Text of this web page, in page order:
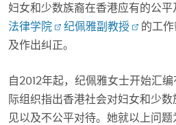
妇女和少数族裔在香港应有的公平
法律学院
纪佩雅副教授
的工
及作出纠正。
自2012年起，纪佩雅女士开始汇
际组织指出香港社会对妇女和少
见以及不公平对待。她就以上问